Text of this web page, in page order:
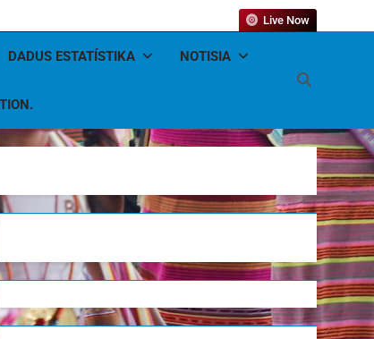
DADUS ESTATÍSTIKA NOTISIA
Live Now